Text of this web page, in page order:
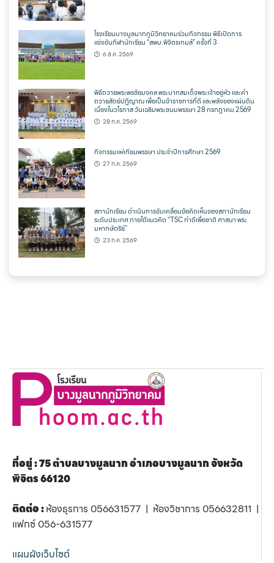
โรงเรียนบางมูลนากภูมิวิทยาคมร่วมกิจกรรม พิธีเปิดการ
แข่งขันกีฬานักเรียน “สพม.พิจิตรเกมส์” ครั้งที่ 3
6 ส.ค. 2569
พิธีถวายพระพรชัยมงคล พระบาทสมเด็จพระเจ้าอยู่หัว และคำ
ถวายสัตย์ปฏิญาณ เพื่อเป็นข้าราชการที่ดี และพลังของแผ่นดิน
เนื่องในวโรกาส วันเฉลิมพระชนมพรรษา 28 กรกฎาคม 2569
28 ก.ค. 2569
กิจกรรมแห่เทียนพรรษา ประจำปีการศึกษา 2569
27 ก.ค. 2569
สภานักเรียน ดำเนินการขับเคลื่อนข้อคิดเห็นของสภานักเรียน
ระดับประเทศ ภายใต้แนวคิด “TSC ทำดีเพื่อชาติ ศาสนา พระ
มหากษัตริย์”
23 ก.ค. 2569
ที่อยู่ : 75 ตำบลบางมูลนาก อำเภอบางมูลนาก จังหวัด
พิจิตร 66120
ติดต่อ :ห้องธุรการ 056631577 | ห้องวิชาการ 056632811 |
แฟกซ์ 056-631577
แผนผังเว็บไซต์